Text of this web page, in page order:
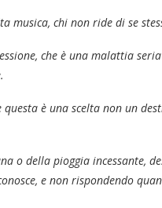
musica, chi non ride di se
che è una malattia
è una scelta non un
o della pioggia incessante,
e non rispondendo